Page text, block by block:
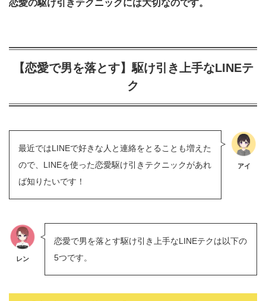
恋愛の駆け引きテクニックには大切なのです。
【恋愛で男を落とす】駆け引き上手なLINEテ
ク
最近ではLINEで好きな人と連絡をとることも増えた
ので、LINEを使った恋愛駆け引きテクニックがあれ
ば知りたいです！
アイ
レン
恋愛で男を落とす駆け引き上手なLINEテクは以下の
5つです。